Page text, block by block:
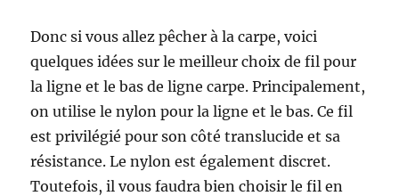
Donc si vous allez pêcher à la carpe, voici
quelques idées sur le meilleur choix de fil pour
la ligne et le bas de ligne carpe. Principalement,
on utilise le nylon pour la ligne et le bas. Ce fil
est privilégié pour son côté translucide et sa
résistance. Le nylon est également discret.
Toutefois, il vous faudra bien choisir le fil en